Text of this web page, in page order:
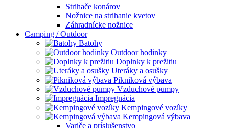
Strihače konárov
Nožnice na strihanie kvetov
Záhradnícke nožnice
Camping / Outdoor
Batohy
Outdoor hodinky
Doplnky k prežitiu
Uteráky a osušky
Pikniková výbava
Vzduchové pumpy
Impregnácia
Kempingové vozíky
Kempingová výbava
Variče a príslušenstvo